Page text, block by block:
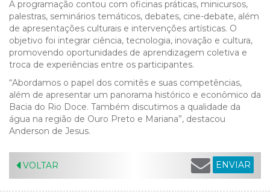
A programação contou com oficinas práticas, minicursos,
palestras, seminários temáticos, debates, cine-debate, além
de apresentações culturais e intervenções artísticas. O
objetivo foi integrar ciência, tecnologia, inovação e cultura,
promovendo oportunidades de aprendizagem coletiva e
troca de experiências entre os participantes.
“Abordamos o papel dos comitês e suas competências,
além de apresentar um panorama histórico e econômico da
Bacia do Rio Doce. Também discutimos a qualidade da
água na região de Ouro Preto e Mariana”, destacou
Anderson de Jesus.
VOLTAR ENVIAR